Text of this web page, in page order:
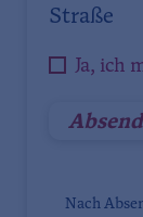
Straße
Ja, ich
Nach